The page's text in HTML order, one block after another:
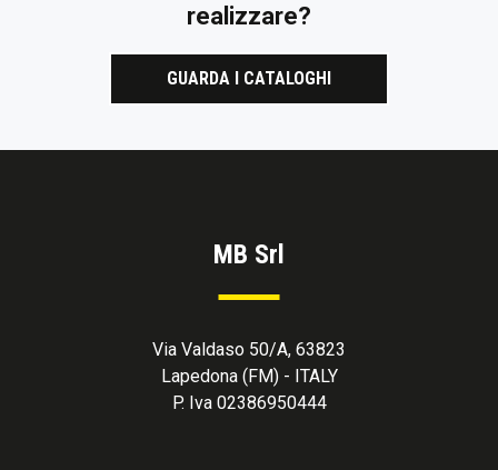
realizzare?
GUARDA I CATALOGHI
MB Srl
Via Valdaso 50/A, 63823
Lapedona (FM) - ITALY
P. Iva 02386950444